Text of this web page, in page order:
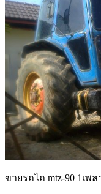
ขายรถไถ mtz-90 1เพ